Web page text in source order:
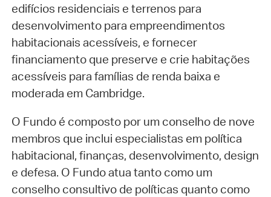
edifícios residenciais e terrenos para
desenvolvimento para empreendimentos
habitacionais acessíveis, e fornecer
financiamento que preserve e crie habitações
acessíveis para famílias de renda baixa e
moderada em Cambridge.
O Fundo é composto por um conselho de nove
membros que inclui especialistas em política
habitacional, finanças, desenvolvimento, design
e defesa. O Fundo atua tanto como um
conselho consultivo de políticas quanto como